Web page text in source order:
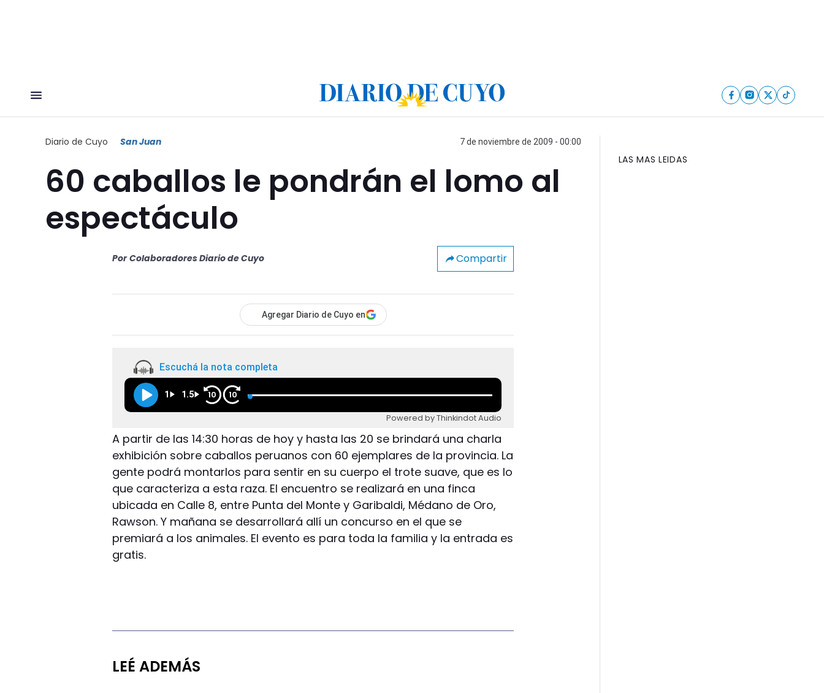
Diario de Cuyo San Juan 7 de noviembre de 2009 - 00:00
60 caballos le pondrán el lomo al
espectáculo
Por Colaboradores Diario de Cuyo Compartir
Agregar Diario de Cuyo en
Escuchá la nota completa
1 1.5 10 10
Powered by Thinkindot Audio
A partir de las 14:30 horas de hoy y hasta las 20 se brindará una charla
exhibición sobre caballos peruanos con 60 ejemplares de la provincia. La
gente podrá montarlos para sentir en su cuerpo el trote suave, que es lo
que caracteriza a esta raza. El encuentro se realizará en una finca
ubicada en Calle 8, entre Punta del Monte y Garibaldi, Médano de Oro,
Rawson. Y mañana se desarrollará allí un concurso en el que se
premiará a los animales. El evento es para toda la familia y la entrada es
gratis.
LEÉ ADEMÁS
LAS MAS LEIDAS